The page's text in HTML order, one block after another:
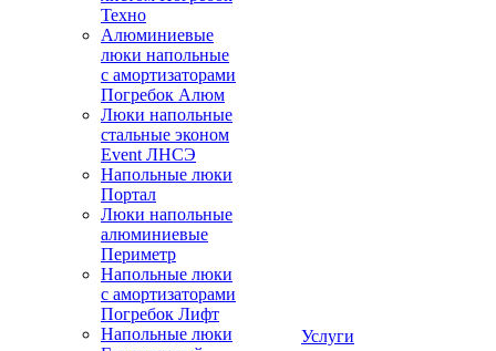
Техно
Алюминиевые
люки напольные
с амортизаторами
Погребок Алюм
Люки напольные
стальные эконом
Event ЛНСЭ
Напольные люки
Портал
Люки напольные
алюминиевые
Периметр
Напольные люки
с амортизаторами
Погребок Лифт
Напольные люки
Услуги